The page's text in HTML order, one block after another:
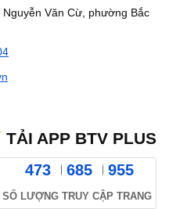
Văn Cừ, phường Bắc
TẢI APP BTV PLUS
473 685 955
SỐ LƯỢNG TRUY CẬP TRANG